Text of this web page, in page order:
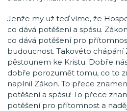
Jenže my už teď víme, že
co dává potěšení a spásu.
co dává potěšení pro
budoucnost. Takovéto chápání
pěstounem ke Kristu. Dobře
dobře porozumět tomu, co to
naplnil Zákon. To přece
potěšení a spásu! To přece
potěšení pro přítomnost a